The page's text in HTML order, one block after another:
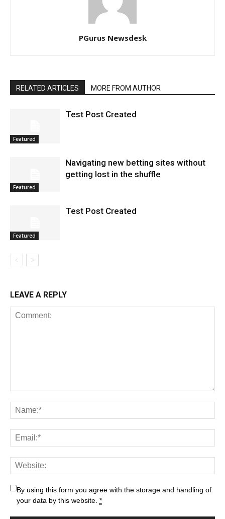
PGurus Newsdesk
RELATED ARTICLES MORE FROM AUTHOR
Featured
Test Post Created
Featured
Navigating new betting sites without
getting lost in the shuffle
Featured
Test Post Created
LEAVE A REPLY
By using this form you agree with the storage and handling of
your data by this website. *